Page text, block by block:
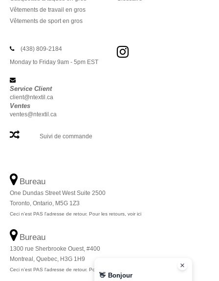
Vêtements de travail en gros
Vêtements de sport en gros
(438) 809-2184
Monday to Friday 9am - 5pm EST
Service Client
client@ntextil.ca
Ventes
ventes@ntextil.ca
Suivi de commande
Bureau
One Dundas Street West Suite 2500
Toronto, Ontario, M5G 1Z3
Ceci n'est PAS l'adresse de retour. Pour les retours, voir ici
Bureau
1300 rue Sherbrooke Ouest, #400
Montreal, Quebec, H3G 1H9
Ceci n'est PAS l'adresse de retour. Pour les retours, voir ici
👋 Bonjour